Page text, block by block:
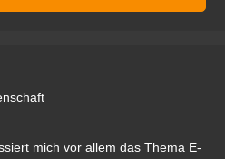
mich vor allem das Thema E-